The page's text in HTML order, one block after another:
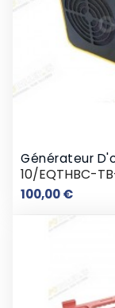
Générateur
10/EQTHBC-
100,00 €Prix